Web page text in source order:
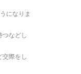
になりま
つなどし
交際をし